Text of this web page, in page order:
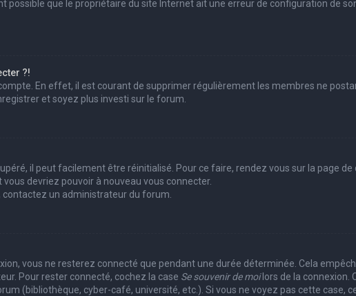
possible que le propriétaire du site Internet ait une erreur de configuration de
?!
En effet, il est courant de supprimer régulièrement les membres ne
et soyez plus investi sur le forum.
il peut facilement être réinitialisé. Pour ce faire, rendez vous sur la page
devriez pouvoir à nouveau vous connecter.
un administrateur du forum.
vous ne resterez connecté que pendant une durée déterminée. Cela
Pour rester connecté, cochez la case Se souvenir de moilors de la connexion.
(bibliothèque, cyber-café, université, etc.). Si vous ne voyez pas cette case,